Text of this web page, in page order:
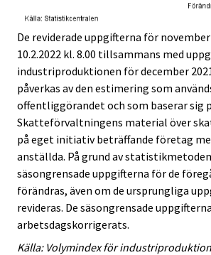
De reviderade uppgifterna för
10.2.2022 kl. 8.00 tillsammans med
industriproduktionen för december
påverkas av den estimering som
offentliggörandet och som baserar sig
Skatteförvaltningens material över
på eget initiativ beträffande företag
anställda. På grund av
säsongrensade uppgifterna för de
förändras, även om de ursprungliga
revideras. De säsongrensade
arbetsdagskorrigerats.
Källa: Volymindex för